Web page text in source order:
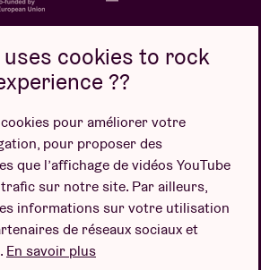
Politique de cookies
Conditions de vente
Design par
cookies to rock
??
pour améliorer votre
pour proposer des
que l’affichage de vidéos YouTube
sur notre site. Par ailleurs,
informations sur votre utilisation
de réseaux sociaux et
En savoir plus